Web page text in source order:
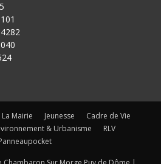
La Mairie Jeunesse
Cadre de Vie
& Urbanisme
RLV